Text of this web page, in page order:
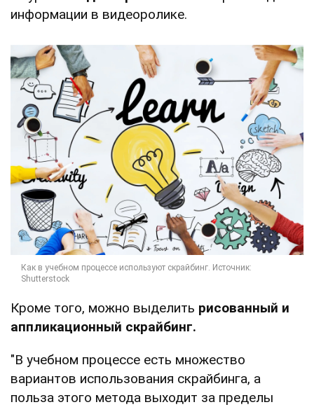
информации в видеоролике.
Кроме того, можно выделить рисованный и
аппликационный скрайбинг.
"В учебном процессе есть множество
вариантов использования скрайбинга, а
польза этого метода выходит за пределы